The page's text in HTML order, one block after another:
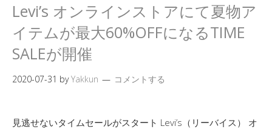
Levi’s オンラインストアにて夏物ア
イテムが最大60%OFFになるTIME
SALEが開催
2020-07-31 byYakkun コメントする
見逃せないタイムセールがスタート Levi’s（リーバイス） オ